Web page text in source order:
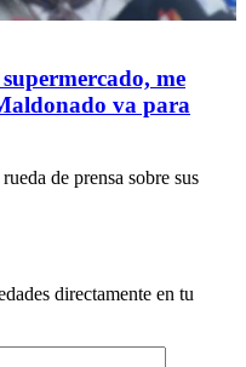
me
va para
de prensa sobre sus
directamente en tu